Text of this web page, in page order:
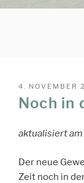
AM
4. NOVEMBER
Noch in
aktualisiert am
Der neue
Zeit noch in